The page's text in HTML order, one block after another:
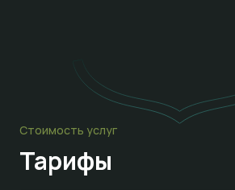
Стоимость услуг
Тарифы